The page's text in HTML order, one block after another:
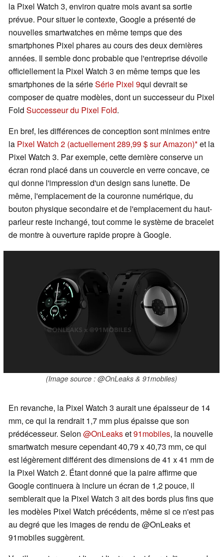
la Pixel Watch 3, environ quatre mois avant sa sortie
prévue. Pour situer le contexte, Google a présenté de
nouvelles smartwatches en même temps que des
smartphones Pixel phares au cours des deux dernières
années. Il semble donc probable que l'entreprise dévoile
officiellement la Pixel Watch 3 en même temps que les
smartphones de la sérieSérie Pixel 9qui devrait se
composer de quatre modèles, dont un successeur du Pixel
Fold Successeur du Pixel Fold.
En bref, les différences de conception sont minimes entre
la Pixel Watch 2 (actuellement 289,99 $ sur Amazon) et la
Pixel Watch 3. Par exemple, cette dernière conserve un
écran rond placé dans un couvercle en verre concave, ce
qui donne l'impression d'un design sans lunette. De
même, l'emplacement de la couronne numérique, du
bouton physique secondaire et de l'emplacement du haut-
parleur reste inchangé, tout comme le système de bracelet
de montre à ouverture rapide propre à Google.
(Image source : @OnLeaks & 91mobiles)
En revanche, la Pixel Watch 3 aurait une épaisseur de 14
mm, ce qui la rendrait 1,7 mm plus épaisse que son
prédécesseur. Selon @OnLeakset91mobiles, la nouvelle
smartwatch mesure cependant 40,79 x 40,73 mm, ce qui
est légèrement différent des dimensions de 41 x 41 mm de
la Pixel Watch 2. Étant donné que la paire affirme que
Google continuera à inclure un écran de 1,2 pouce, il
semblerait que la Pixel Watch 3 ait des bords plus fins que
les modèles Pixel Watch précédents, même si ce n'est pas
au degré que les images de rendu de @OnLeaks et
91mobiles suggèrent.